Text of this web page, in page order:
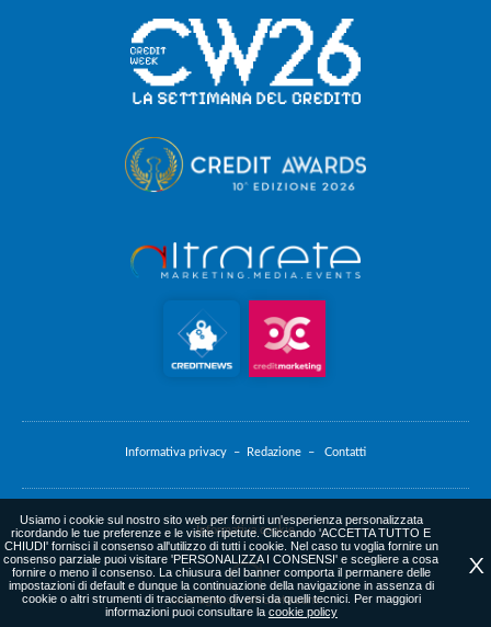
Informativa privacy – Redazione – Contatti
Informativa cookie
web agency: altrarete.com
X
Usiamo i cookie sul nostro sito web per fornirti un'esperienza personalizzata
ricordando le tue preferenze e le visite ripetute. Cliccando 'ACCETTA TUTTO E
CHIUDI' fornisci il consenso all'utilizzo di tutti i cookie. Nel caso tu voglia fornire un
consenso parziale puoi visitare 'PERSONALIZZA I CONSENSI' e scegliere a cosa
fornire o meno il consenso. La chiusura del banner comporta il permanere delle
impostazioni di default e dunque la continuazione della navigazione in assenza di
cookie o altri strumenti di tracciamento diversi da quelli tecnici. Per maggiori
informazioni puoi consultare la cookie policy